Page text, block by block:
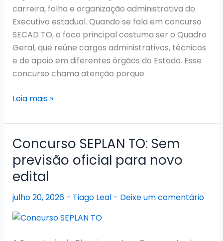
carreira, folha e organização administrativa do
Executivo estadual. Quando se fala em concurso
SECAD TO, o foco principal costuma ser o Quadro
Geral, que reúne cargos administrativos, técnicos
e de apoio em diferentes órgãos do Estado. Esse
concurso chama atenção porque
Concurso
TO
2026:
Comissão
de
viabilidade
Leia mais »
Concurso SEPLAN TO: Sem
previsão oficial para novo
edital
julho 20, 2026 - Tiago Leal - Deixe um comentário